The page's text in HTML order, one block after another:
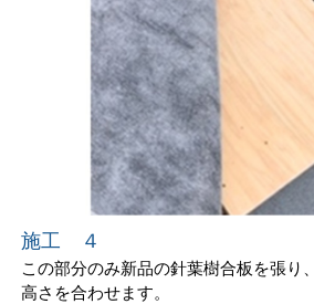
施工 ４
この部分のみ新品の針葉樹合板を張り
高さを合わせます。